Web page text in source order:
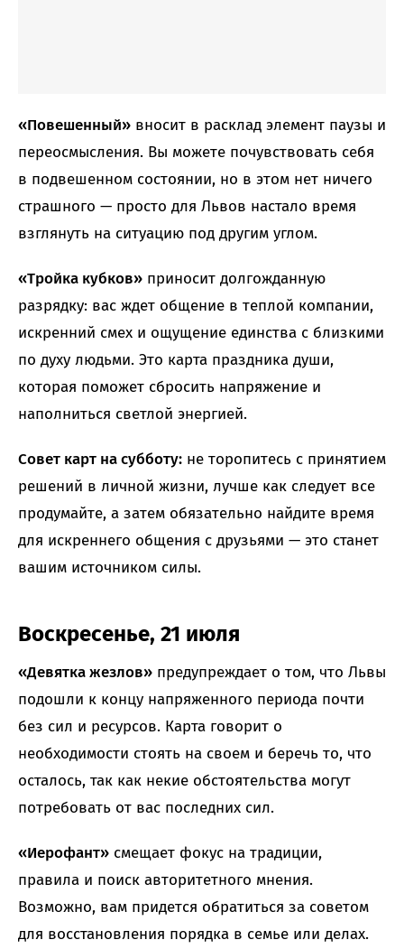
«Повешенный» вносит в расклад элемент паузы и
переосмысления. Вы можете почувствовать себя
в подвешенном состоянии, но в этом нет ничего
страшного — просто для Львов настало время
взглянуть на ситуацию под другим углом.
«Тройка кубков» приносит долгожданную
разрядку: вас ждет общение в теплой компании,
искренний смех и ощущение единства с близкими
по духу людьми. Это карта праздника души,
которая поможет сбросить напряжение и
наполниться светлой энергией.
Совет карт на субботу: не торопитесь с принятием
решений в личной жизни, лучше как следует все
продумайте, а затем обязательно найдите время
для искреннего общения с друзьями — это станет
вашим источником силы.
Воскресенье, 21 июля
«Девятка жезлов» предупреждает о том, что Львы
подошли к концу напряженного периода почти
без сил и ресурсов. Карта говорит о
необходимости стоять на своем и беречь то, что
осталось, так как некие обстоятельства могут
потребовать от вас последних сил.
«Иерофант» смещает фокус на традиции,
правила и поиск авторитетного мнения.
Возможно, вам придется обратиться за советом
для восстановления порядка в семье или делах.